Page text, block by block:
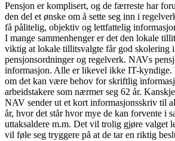
Pensjon er komplisert, og de færreste har
den del et ønske om å sette seg inn i
få pålitelig, objektiv og lettfattelig
I mange sammenhenger er det den lokale
viktig at lokale tillitsvalgte får god skolering
pensjonsordninger og regelverk. NAVs
informasjon. Alle er likevel ikke IT-kyndige.
om det kan være behov for skriftlig
arbeidstakere som nærmer seg 62 år.
NAV sender ut et kort informasjonsskriv til
år, hvor det står hvor mye de kan forvente i
uttaksaldere m.m. Det vil trolig gjøre valget
vil føle seg tryggere på at de tar en riktig